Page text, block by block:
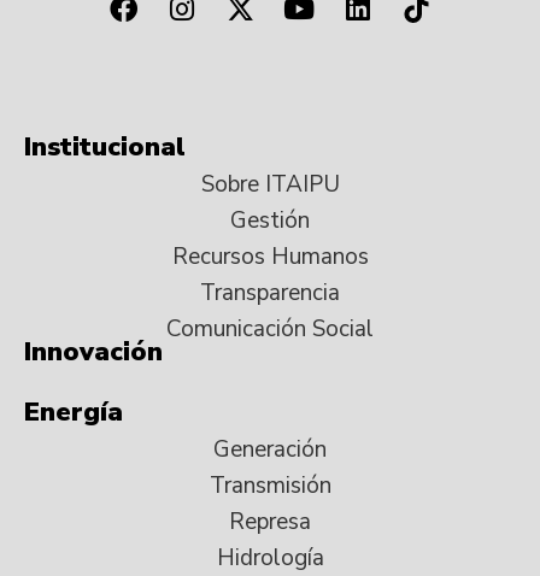
Institucional
Sobre ITAIPU
Gestión
Recursos Humanos
Transparencia
Comunicación Social
Innovación
Energía
Generación
Transmisión
Represa
Hidrología